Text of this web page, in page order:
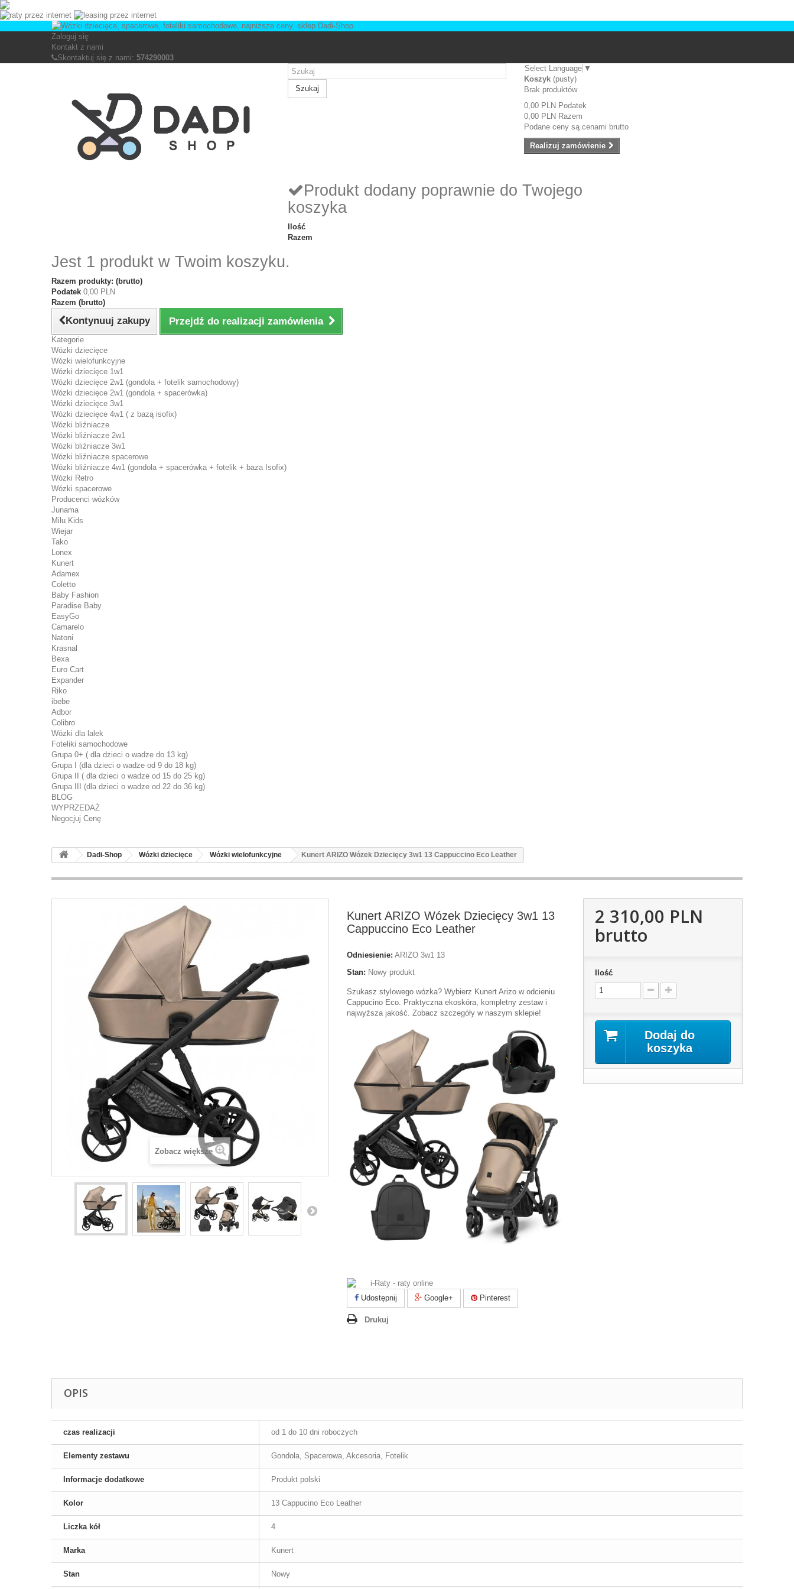
Zaloguj się
Kontakt z nami
Skontaktuj się z nami: 574290003
Szukaj
Select Language ▼
Koszyk (pusty)
Brak produktów
0,00 PLN Podatek
0,00 PLN Razem
Podane ceny są cenami brutto
Realizuj zamówienie
Produkt dodany poprawnie do Twojego
koszyka
Ilość
Razem
Jest 1 produkt w Twoim koszyku.
Razem produkty: (brutto)
Podatek 0,00 PLN
Razem (brutto)
Kontynuuj zakupy Przejdź do realizacji zamówienia
Kategorie
Wózki dziecięce
Wózki wielofunkcyjne
Wózki dziecięce 1w1
Wózki dziecięce 2w1 (gondola + fotelik samochodowy)
Wózki dziecięce 2w1 (gondola + spacerówka)
Wózki dziecięce 3w1
Wózki dziecięce 4w1 ( z bazą isofix)
Wózki bliźniacze
Wózki bliźniacze 2w1
Wózki bliźniacze 3w1
Wózki bliźniacze spacerowe
Wózki bliźniacze 4w1 (gondola + spacerówka + fotelik + baza Isofix)
Wózki Retro
Wózki spacerowe
Producenci wózków
Junama
Milu Kids
Wiejar
Tako
Lonex
Kunert
Adamex
Coletto
Baby Fashion
Paradise Baby
EasyGo
Camarelo
Natoni
Krasnal
Bexa
Euro Cart
Expander
Riko
ibebe
Adbor
Colibro
Wózki dla lalek
Foteliki samochodowe
Grupa 0+ ( dla dzieci o wadze do 13 kg)
Grupa I (dla dzieci o wadze od 9 do 18 kg)
Grupa II ( dla dzieci o wadze od 15 do 25 kg)
Grupa III (dla dzieci o wadze od 22 do 36 kg)
BLOG
WYPRZEDAŻ
Negocjuj Cenę
Dadi-Shop Wózki dziecięce Wózki wielofunkcyjne Kunert ARIZO Wózek Dziecięcy 3w1 13 Cappuccino Eco Leather
Zobacz większe
Kunert ARIZO Wózek Dziecięcy 3w1 13
Cappuccino Eco Leather
Odniesienie: ARIZO 3w1 13
Stan: Nowy produkt
Szukasz stylowego wózka? Wybierz Kunert Arizo w odcieniu
Cappucino Eco. Praktyczna ekoskóra, kompletny zestaw i
najwyższa jakość. Zobacz szczegóły w naszym sklepie!
Udostępnij Google+ Pinterest
Drukuj
2 310,00 PLN
brutto
Ilość
Dodaj do
koszyka
OPIS
czas realizacji od 1 do 10 dni roboczych
Elementy zestawu Gondola, Spacerowa, Akcesoria, Fotelik
Informacje dodatkowe Produkt polski
Kolor 13 Cappucino Eco Leather
Liczka kół 4
Marka Kunert
Stan Nowy